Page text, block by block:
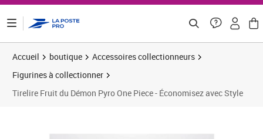
Accueil boutique
Accessoires collectionneurs
Figurines à collectionner
Tirelire Fruit du Démon Pyro One Piece - Économisez avec Style